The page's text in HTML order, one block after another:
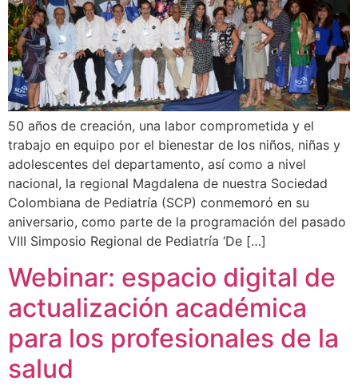
50 años de creación, una labor comprometida y el
trabajo en equipo por el bienestar de los niños, niñas y
adolescentes del departamento, así como a nivel
nacional, la regional Magdalena de nuestra Sociedad
Colombiana de Pediatría (SCP) conmemoró en su
aniversario, como parte de la programación del pasado
VIII Simposio Regional de Pediatría ‘De […]
Webinar: espacio digital de
actualización académica
para los profesionales de la
salud